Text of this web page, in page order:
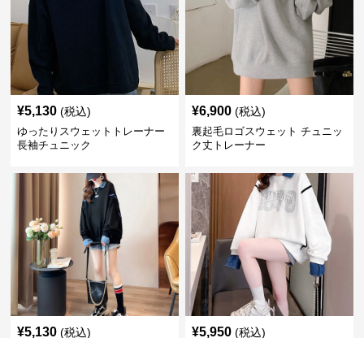
¥5,130 (税込)
ゆったりスウェットトレーナー
長袖チュニック
¥6,900 (税込)
裏起毛ロゴスウェット チュニッ
ク丈トレーナー
¥5,130 (税込) ¥5,950 (税込)